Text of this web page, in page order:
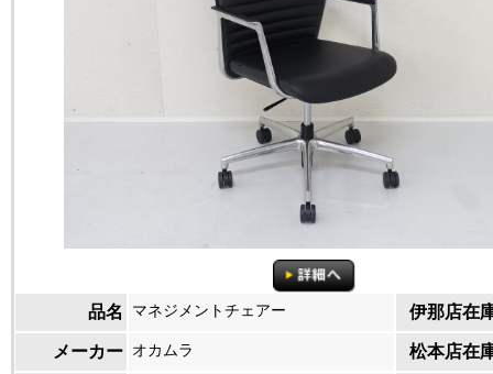
品名 マネジメントチェアー 伊那店在
メーカー オカムラ 松本店在